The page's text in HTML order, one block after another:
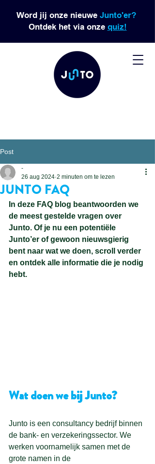
Word jij onze nieuwe Junto'er?
Ontdek het via onze quiz!
Post
JUNTO FAQ
-
26 aug 2024 2 minuten om te lezen
In deze FAQ blog beantwoorden we
de meest gestelde vragen over
Junto. Of je nu een potentiële
Junto’er of gewoon nieuwsgierig
bent naar wat we doen, scroll verder
en ontdek alle informatie die je nodig
hebt.
Wat doen we bij Junto?
Junto is een consultancy bedrijf binnen
de bank- en verzekeringssector. We
werken voornamelijk samen met de
grote namen in de